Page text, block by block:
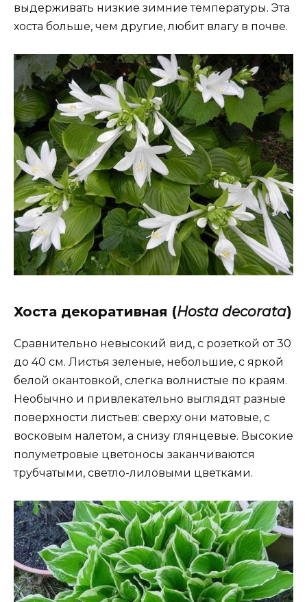
выдерживать низкие зимние температуры. Эта
хоста больше, чем другие, любит влагу в почве.
Хоста декоративная (Hosta decorata)
Сравнительно невысокий вид, с розеткой от 30
до 40 см. Листья зеленые, небольшие, с яркой
белой окантовкой, слегка волнистые по краям.
Необычно и привлекательно выглядят разные
поверхности листьев: сверху они матовые, с
восковым налетом, а снизу глянцевые. Высокие
полуметровые цветоносы заканчиваются
трубчатыми, светло-лиловыми цветками.